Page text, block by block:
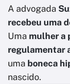
A advogada
recebeu uma
Uma mulher a
regulamentar
uma boneca
nascido.